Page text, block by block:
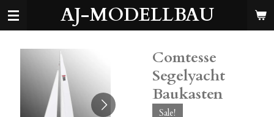
Zum
AJ-MODELLBAU
Comtesse
Segelyacht
Baukasten
Sale!